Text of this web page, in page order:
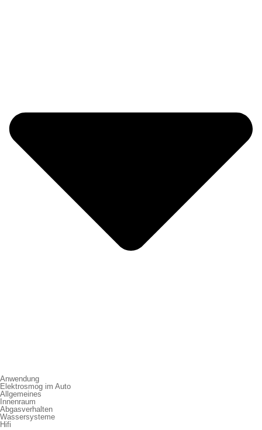
Anwendung
Elektrosmog im Auto
Allgemeines
Innenraum
Abgasverhalten
Wassersysteme
Hifi